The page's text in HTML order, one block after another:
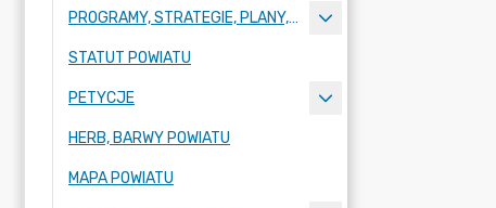
PROGRAMY, STRATEGIE, PLANY, RAPORTY
STATUT POWIATU
PETYCJE
HERB, BARWY POWIATU
MAPA POWIATU